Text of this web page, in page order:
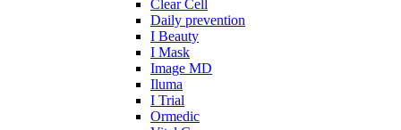
Clear Cell
Daily prevention
I Beauty
I Mask
Image MD
Iluma
I Trial
Ormedic